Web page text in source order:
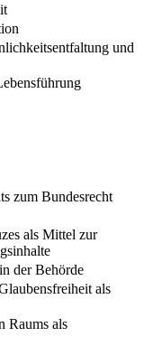
und
zum Bundesrecht
als Mittel zur
der Behörde
als
Raums als